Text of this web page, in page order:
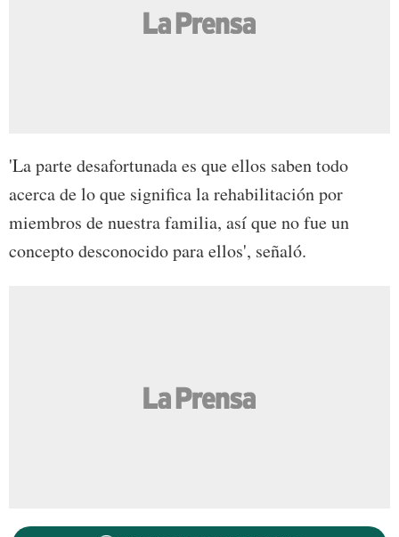
'La parte desafortunada es que ellos saben todo
acerca de lo que significa la rehabilitación por
miembros de nuestra familia, así que no fue un
concepto desconocido para ellos', señaló.